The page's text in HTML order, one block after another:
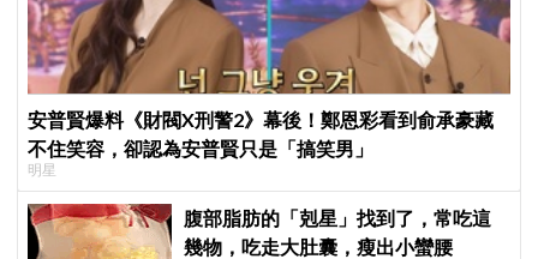
安普賢爆料《財閥X刑警2》幕後！鄭恩彩看到俞承豪藏
不住笑容，卻認為安普賢只是「搞笑男」
明星
腹部脂肪的「剋星」找到了，常吃這
幾物，吃走大肚囊，瘦出小蠻腰